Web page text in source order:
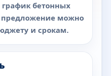
бетонных
предложение можно
и срокам.